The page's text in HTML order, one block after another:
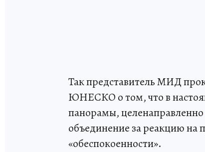
Так представитель МИД
ЮНЕСКО о том, что в
панорамы, целенаправленно
объединение за реакцию на
«обеспокоенности».